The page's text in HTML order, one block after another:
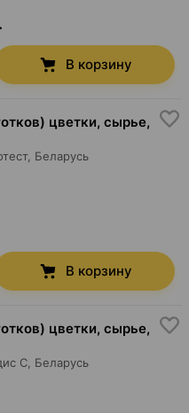
В корзину
цветки, сырье,
, Беларусь
В корзину
цветки, сырье,
С , Беларусь